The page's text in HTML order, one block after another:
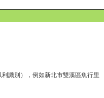
識別），例如新北市雙溪區魚行里